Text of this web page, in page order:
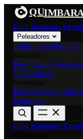
QUIMBARA
Blog Rankings
Peleadores
Todos los peleadores
Peso Pesado
Gallo Mosca
Paja Femenino
Femenino
Blog Rankings